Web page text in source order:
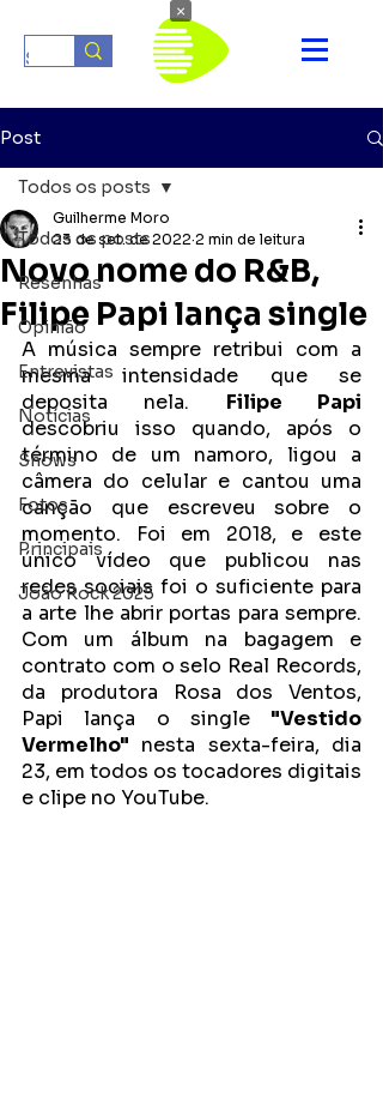
Post
Todos os posts
Resenhas
Opinião
Entrevistas
Notícias
Shows
Fotos
Principais
João Rock 2025
Todos os posts
Novo nome do R&B,
Filipe Papi lança single
Guilherme Moro
23 de set. de 2022 2 min de leitura
A música sempre retribui com a
mesma intensidade que se
deposita nela.
descobriu isso quando, após o
término de um namoro, ligou a
câmera do celular e cantou uma
canção que escreveu sobre o
momento. Foi em 2018, e este
único vídeo que publicou nas
redes sociais foi o suficiente para
a arte lhe abrir portas para sempre.
Com um álbum na bagagem e
contrato com o selo Real Records,
da produtora Rosa dos Ventos,
Papi lança o single "Vestido
Vermelho" nesta sexta-feira, dia
23, em todos os tocadores digitais
e clipe no YouTube.
×